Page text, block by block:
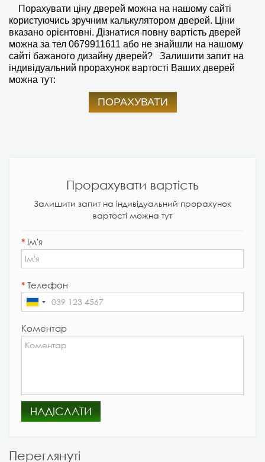
Порахувати ціну дверей можна на нашому сайті
користуючись зручним калькулятором дверей. Ціни
вказано орієнтовні. Дізнатися повну вартість дверей
можна за тел 0679911611 або не знайшли на нашому
сайті бажаного дизайну дверей?
Залишити запит на
індивідуальний прорахунок вартості Ваших дверей
можна тут:
ПОРАХУВАТИ
Прорахувати вартість
Залишити запит на індивідуальний прорахунок
вартості можна тут
* Ім'я
* Телефон
Коментар
НАДІСЛАТИ
Переглянуті